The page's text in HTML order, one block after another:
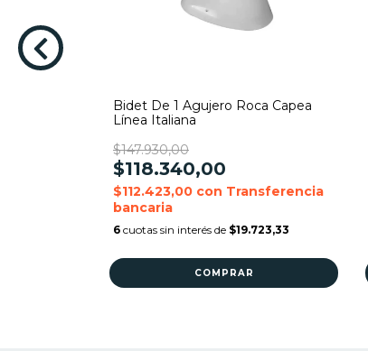
Bidet De 1 Agujero Roca Capea
Línea Italiana
$147.930,00
$118.340,00
$112.423,00 con Transferencia
bancaria
6 cuotas sin interés de $19.723,33